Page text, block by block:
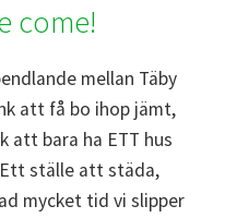
come!
mellan Täby
att få bo ihop jämt,
att bara ha ETT hus
ställe att städa,
mycket tid vi slipper